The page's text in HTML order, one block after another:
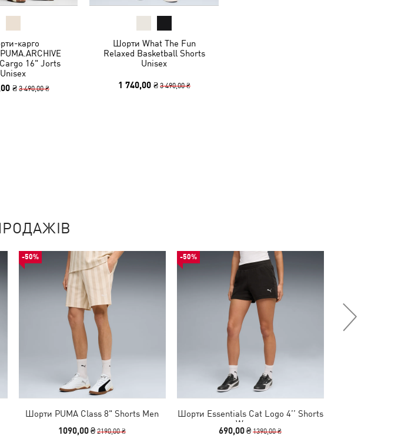
карго
16" Jorts
Unisex
₴ 3 490,00 ₴
Шорти What The Fun
Relaxed Basketball Shorts
Unisex
1 740,00 ₴ 3 490,00 ₴
-50%
Шорти PUMA Class 8" Shorts Men
1090,00 ₴2190,00 ₴
-50%
Шорти Essentials Cat Logo 4’’ Shorts
Women
690,00 ₴1390,00 ₴